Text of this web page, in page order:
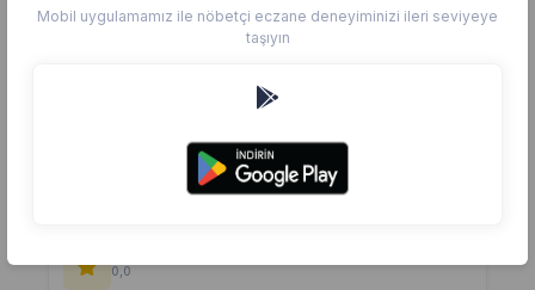
0,0
Mobil uygulamamız ile nöbetçi eczane deneyiminizi ileri seviyeye
taşıyın